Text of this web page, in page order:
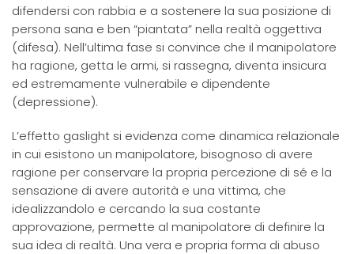
difendersi con rabbia e a sostenere la sua posizione di
persona sana e ben “piantata” nella realtà oggettiva
(difesa). Nell’ultima fase si convince che il manipolatore
ha ragione, getta le armi, si rassegna, diventa insicura
ed estremamente vulnerabile e dipendente
(depressione).
L’effetto gaslight si evidenza come dinamica relazionale
in cui esistono un manipolatore, bisognoso di avere
ragione per conservare la propria percezione di sé e la
sensazione di avere autorità e una vittima, che
idealizzandolo e cercando la sua costante
approvazione, permette al manipolatore di definire la
sua idea di realtà. Una vera e propria forma di abuso